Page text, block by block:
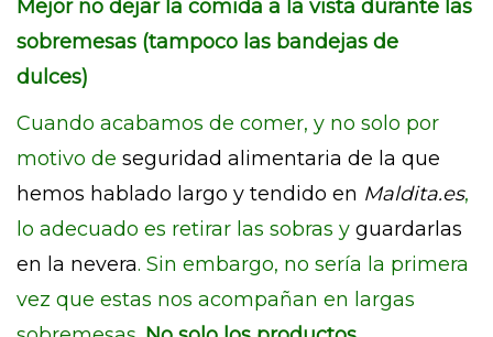
Mejor no dejar la comida a la vista durante las
sobremesas (tampoco las bandejas de
dulces)
Cuando acabamos de comer, y no solo por
motivo de seguridad alimentaria de la que
hemos hablado largo y tendido en Maldita.es,
lo adecuado es retirar las sobras y guardarlas
en la nevera. Sin embargo, no sería la primera
vez que estas nos acompañan en largas